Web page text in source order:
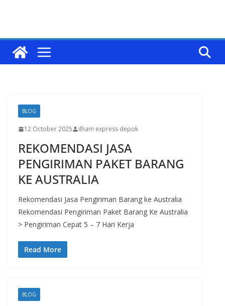
BLOG
12 October 2025 ilham express depok
REKOMENDASI JASA
PENGIRIMAN PAKET BARANG
KE AUSTRALIA
Rekomendasi Jasa Pengiriman Barang ke Australia
Rekomendasi Pengiriman Paket Barang Ke Australia
> Pengiriman Cepat 5 – 7 Hari Kerja
Read More
BLOG